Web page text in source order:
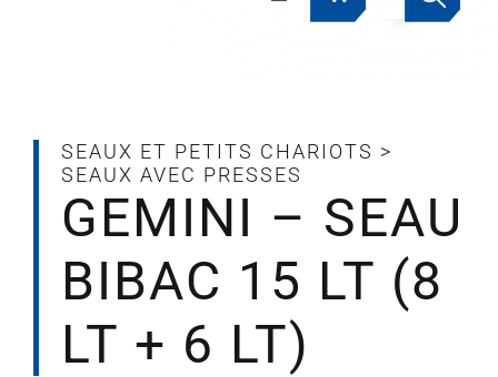
Documentations
SEAUX ET PETITS CHARIOTS >
SEAUX AVEC PRESSES
GEMINI – SEAU
BIBAC 15 LT (8
LT + 6 LT)